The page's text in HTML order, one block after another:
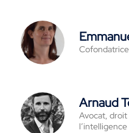
Arnaud
Avocat,